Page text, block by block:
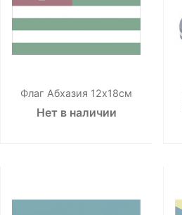
Флаг Абхазия 12х18см
Нет в наличии